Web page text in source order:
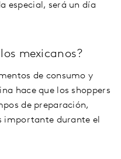
especial, será un día
mexicanos?
de consumo y
hace que los shoppers
de preparación,
importante durante el